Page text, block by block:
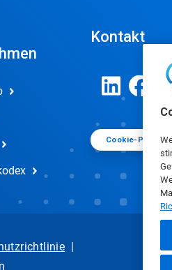
Kontakt
Cookie-
|